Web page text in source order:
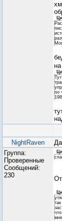
по
NightRaven
Группа:
Проверенные
Сообщений:
230